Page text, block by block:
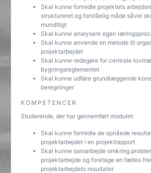
Skal kunne formidle projektets
struktureret og forståelig måde såvel
mundtligt
Skal kunne analysere egen
Skal kunne anvende en metode til
projektarbejdet
Skal kunne redegøre for centrale
bygningsreglementet
Skal kunne udføre grundlæggende
beregninger
KOMPETENCER
Studerende, der har gennemført modulet:
Skal kunne formidle de opnåede
projektarbejdet i en projektrapport
Skal kunne samarbejde omkring
projektarbejde og foretage en fælles
projektarbejdets resultater